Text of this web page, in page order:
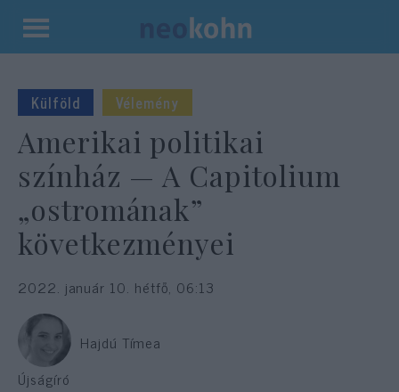
Kilépés
tartalomba
Külföld Vélemény
Amerikai politikai
színház — A Capitolium
„ostromának”
következményei
2022. január 10. hétfő, 06:13
Hajdú Tímea
Újságíró